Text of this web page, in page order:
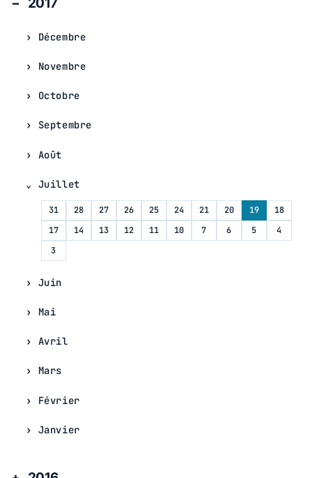
2017
Décembre
Novembre
Octobre
Septembre
Août
Juillet
31 28 27 26 25 24 21 20 19
18
17
14 13 12 11 10 7 6 5
4
3
Juin
Mai
Avril
Mars
Février
Janvier